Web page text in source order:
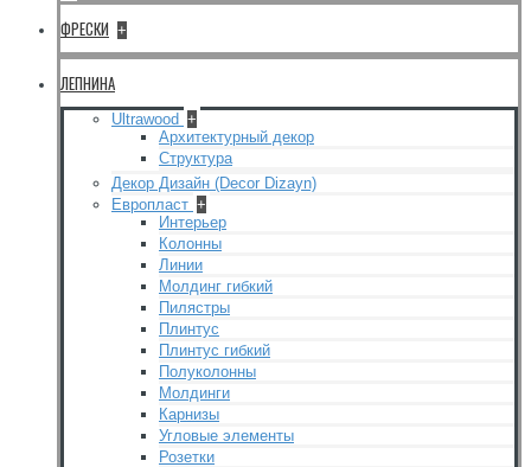
ФРЕСКИ +
ЛЕПНИНА
Ultrawood +
Архитектурный декор
Структура
Декор Дизайн (Decor Dizayn)
Европласт +
Интерьер
Колонны
Линии
Молдинг гибкий
Пилястры
Плинтус
Плинтус гибкий
Полуколонны
Молдинги
Карнизы
Угловые элементы
Розетки